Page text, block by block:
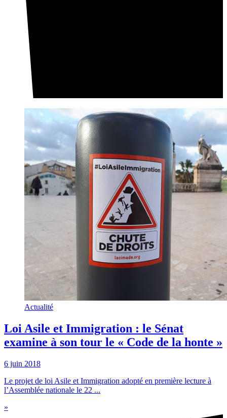
Actualité
Loi Asile et Immigration : le Sénat
examine à son tour le « Code de la honte »
6 juin 2018
Le projet de loi Asile et Immigration adopté en première lecture à
l’Assemblée nationale le 22 ...
»